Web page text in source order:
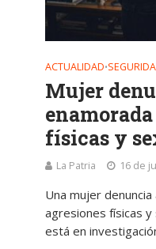
ACTUALIDAD•
Mujer
físicas y
La Patria 16 de
Una mujer
agresiones físicas
está en